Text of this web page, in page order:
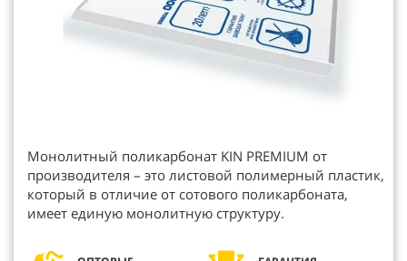
Монолитный поликарбонат KIN PREMIUM от
производителя – это листовой полимерный пластик,
который в отличие от сотового поликарбоната,
имеет единую монолитную структуру.